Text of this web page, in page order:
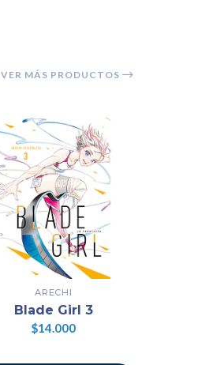
VER MÁS PRODUCTOS
ARECHI
Blade Girl 3
$14.000